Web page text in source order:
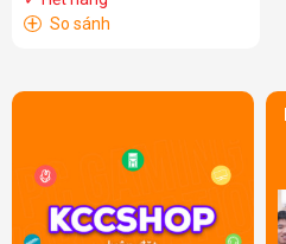
+ So sánh